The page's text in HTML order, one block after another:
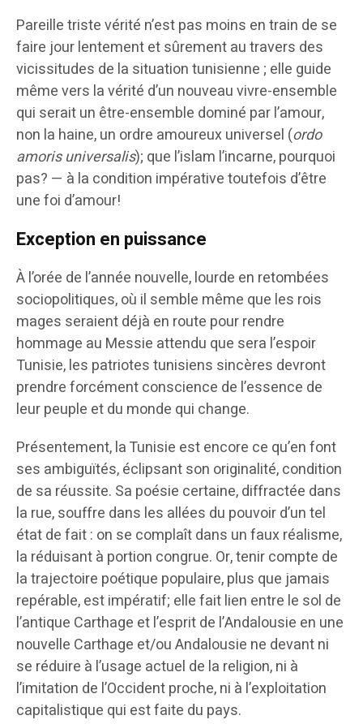
Pareille triste vérité n’est pas moins en train de se
faire jour lentement et sûrement au travers des
vicissitudes de la situation tunisienne ; elle guide
même vers la vérité d’un nouveau vivre-ensemble
qui serait un être-ensemble dominé par l’amour,
non la haine, un ordre amoureux universel (ordo
amoris universalis); que l’islam l’incarne, pourquoi
pas? — à la condition impérative toutefois d’être
une foi d’amour!
Exception en puissance
À l’orée de l’année nouvelle, lourde en retombées
sociopolitiques, où il semble même que les rois
mages seraient déjà en route pour rendre
hommage au Messie attendu que sera l’espoir
Tunisie, les patriotes tunisiens sincères devront
prendre forcément conscience de l’essence de
leur peuple et du monde qui change.
Présentement, la Tunisie est encore ce qu’en font
ses ambiguïtés, éclipsant son originalité, condition
de sa réussite. Sa poésie certaine, diffractée dans
la rue, souffre dans les allées du pouvoir d’un tel
état de fait : on se complaît dans un faux réalisme,
la réduisant à portion congrue. Or, tenir compte de
la trajectoire poétique populaire, plus que jamais
repérable, est impératif; elle fait lien entre le sol de
l’antique Carthage et l’esprit de l’Andalousie en une
nouvelle Carthage et/ou Andalousie ne devant ni
se réduire à l’usage actuel de la religion, ni à
l’imitation de l’Occident proche, ni à l’exploitation
capitalistique qui est faite du pays.